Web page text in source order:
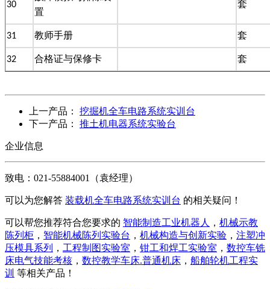
30
置
套
31 教师手册 套
32 合格证与保修卡 套
上一产品：
挖掘机全车电路系统实训台
下一产品：
推土机电器系统实验台
企业信息
致电： 021-55884001 （袁经理）
可以为您解答 装载机全车电路系统实训台 的相关疑问！
可以帮您推荐符合您要求的 智能制造工业机器人 ， 机械示教
陈列柜 ， 智能机械陈列实验台 ， 机械构造与创新实验 ， 注塑冲
压模具系列
， 工程制图实验室 ， 钳工和焊工实验室 ， 数控车铣
床电气技能考核 ， 数控教学车床.普通机床 ， 船舶轮机工程实
训 等相关产品！